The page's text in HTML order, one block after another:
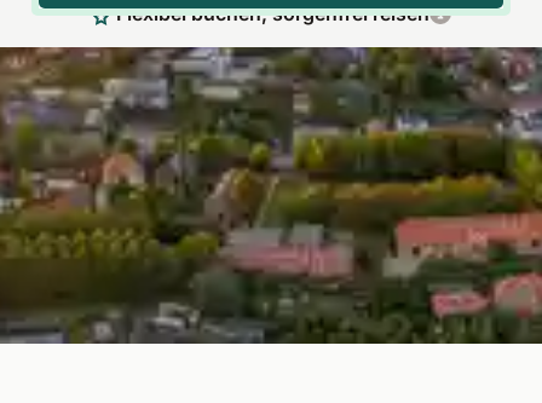
Flexibel buchen, sorgenfrei reisen
Wellness in der Holsteinischen Schweiz –
Auszeit zwischen Seen, Natur und Ostsee
Sanfte Hügel, glasklare Seen und idyllische Wälder schaffen
die ideale Kulisse für Wellness in der Holsteinischen Schweiz.
Lassen Sie sich in hochwertigen Wellnesshotels verwöhnen
und entdecken Sie mit Fit Reisen handverlesene Angebote für
Ihre persönliche Wohlfühlauszeit.